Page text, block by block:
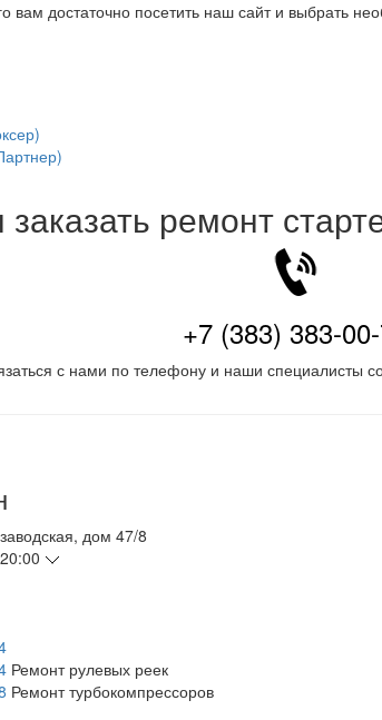
вам достаточно посетить наш сайт и выбрать
ремонт
+7 (383) 383-
с нами по телефону и наши специалисты
дом 47/8
Ремонт рулевых реек
Ремонт турбокомпрессоров